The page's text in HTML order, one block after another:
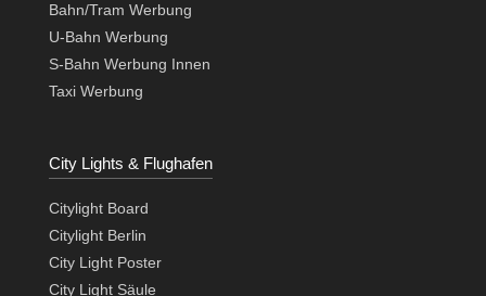
Bahn/Tram Werbung
U-Bahn Werbung
S-Bahn Werbung Innen
Taxi Werbung
City Lights & Flughafen
Citylight Board
Citylight Berlin
City Light Poster
City Light Säule